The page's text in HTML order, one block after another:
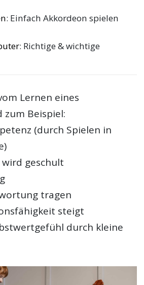
: Einfach Akkordeon spielen
: Richtige & wichtige
Lernen eines
Beispiel:
(durch Spielen in
geschult
tragen
steigt
durch kleine